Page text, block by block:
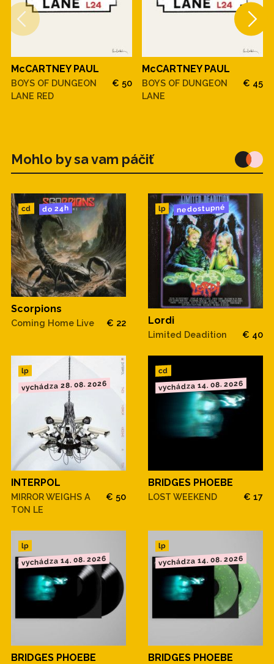
McCARTNEY PAUL
BOYS OF DUNGEON
LANE RED
€ 50
McCARTNEY PAUL
BOYS OF DUNGEON
LANE
€ 45
Mohlo by sa vam páčiť
cd do 24h
Scorpions
Coming Home Live € 22
lp nedostupné
Lordi
Limited Deadition € 40
lp
vychádza 28. 08. 2026
INTERPOL
MIRROR WEIGHS A
TON LE
€ 50
cd
vychádza 14. 08. 2026
BRIDGES PHOEBE
LOST WEEKEND € 17
lp
vychádza 14. 08. 2026
BRIDGES PHOEBE
lp
vychádza 14. 08. 2026
BRIDGES PHOEBE